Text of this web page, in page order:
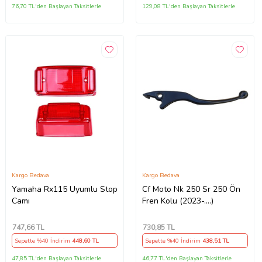
76,70 TL'den Başlayan Taksitlerle 129,08 TL'den Başlayan Taksitlerle
Yamaha Rx115 Uyumlu Stop
Camı
Kargo Bedava
747,66 TL
Sepette %40 İndirim 448,60 TL
47,85 TL'den Başlayan Taksitlerle
Cf Moto Nk 250 Sr 250 Ön
Fren Kolu (2023-....)
Kargo Bedava
730,85 TL
Sepette %40 İndirim 438,51 TL
46,77 TL'den Başlayan Taksitlerle